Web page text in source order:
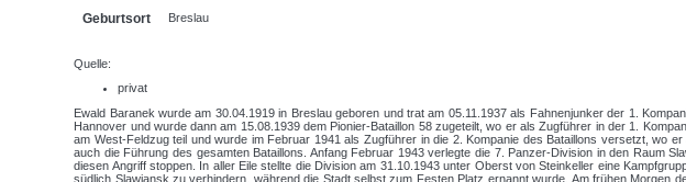
Geburtsort Breslau
Quelle:
privat
Ewald Baranek wurde am 30.04.1919 in Breslau geboren und trat am 05.11.1937 als Fahnenjunker der 1.
Hannover und wurde dann am 15.08.1939 dem Pionier-Bataillon 58 zugeteilt, wo er als Zugführer in der 1.
am West-Feldzug teil und wurde im Februar 1941 als Zugführer in die 2. Kompanie des Bataillons versetzt, wo
auch die Führung des gesamten Bataillons. Anfang Februar 1943 verlegte die 7. Panzer-Division in den Raum
diesen Angriff stoppen. In aller Eile stellte die Division am 31.10.1943 unter Oberst von Steinkeller eine
südlich Slawjansk zu verhindern, während die Stadt selbst zum Festen Platz ernannt wurde. Am frühen